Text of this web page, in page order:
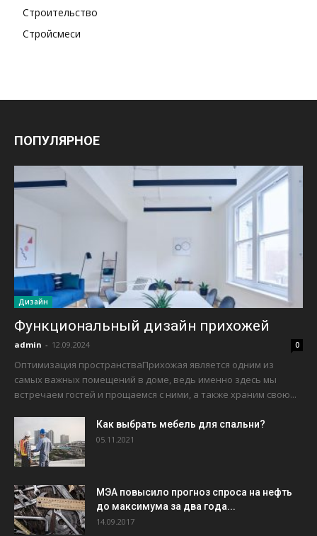
Строительство
Стройсмеси
ПОПУЛЯРНОЕ
Дизайн
Функциональный дизайн прихожей
admin - 12.09.2024 0
Оптимизация пространстваПрихожая является одним из
самых важных помещений в доме, ведь именно здесь мы
встречаем гостей и прощаемся с ними, а также храним свою...
Как выбрать мебель для спальни?
05.11.2021
МЭА повысило прогноз спроса на нефть
до максимума за два года...
14.09.2017